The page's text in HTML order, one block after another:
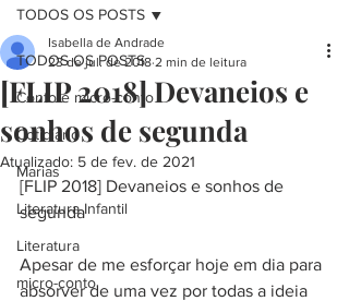
TODOS OS POSTS
Conto e micro-conto
Cotidiano
Marias
Literatura Infantil
Literatura
micro-conto
TODOS OS POSTS
[FLIP 2018] Devaneios e
sonhos de segunda
Isabella de Andrade
23 de jul. de 2018 2 min de leitura
Atualizado: 5 de fev. de 2021
[FLIP 2018] Devaneios e sonhos de
segunda
Apesar de me esforçar hoje em dia para
absorver de uma vez por todas a ideia